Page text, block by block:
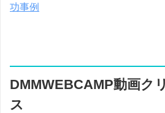
功事例
DMMWEBCAMP動画ク
ス